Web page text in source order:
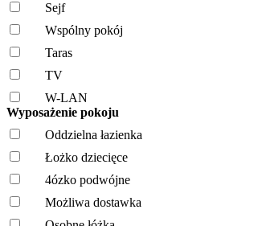
Sejf
Wspólny pokój
Taras
TV
W-LAN
Wyposażenie pokoju
Oddzielna łazienka
Łożko dziecięce
4ózko podwójne
Możliwa dostawka